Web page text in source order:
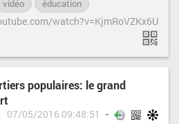
vidéo éducation
watch?v=KjmRoVZKx6U
populaires: le grand
07/05/2016 09:48:51